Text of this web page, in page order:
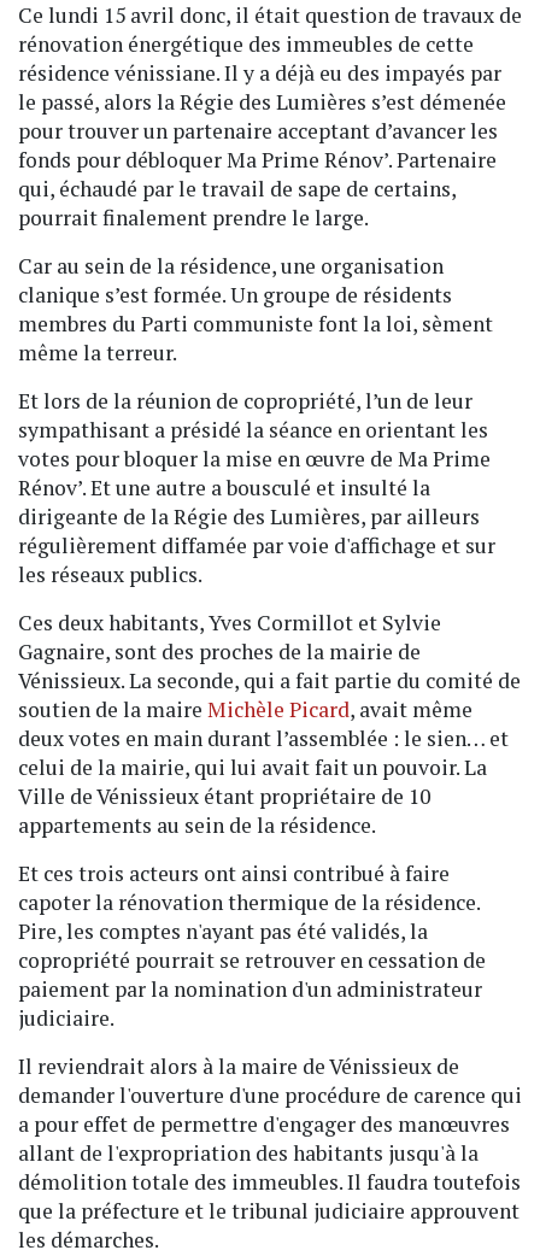
Ce lundi 15 avril donc, il était question de travaux de
rénovation énergétique des immeubles de cette
résidence vénissiane. Il y a déjà eu des impayés par
le passé, alors la Régie des Lumières s’est démenée
pour trouver un partenaire acceptant d’avancer les
fonds pour débloquer Ma Prime Rénov’. Partenaire
qui, échaudé par le travail de sape de certains,
pourrait finalement prendre le large.
Car au sein de la résidence, une organisation
clanique s’est formée. Un groupe de résidents
membres du Parti communiste font la loi, sèment
même la terreur.
Et lors de la réunion de copropriété, l’un de leur
sympathisant a présidé la séance en orientant les
votes pour bloquer la mise en œuvre de Ma Prime
Rénov’. Et une autre a bousculé et insulté la
dirigeante de la Régie des Lumières, par ailleurs
régulièrement diffamée par voie d'affichage et sur
les réseaux publics.
Ces deux habitants, Yves Cormillot et Sylvie
Gagnaire, sont des proches de la mairie de
Vénissieux. La seconde, qui a fait partie du comité de
soutien de la maire Michèle Picard, avait même
deux votes en main durant l’assemblée : le sien… et
celui de la mairie, qui lui avait fait un pouvoir. La
Ville de Vénissieux étant propriétaire de 10
appartements au sein de la résidence.
Et ces trois acteurs ont ainsi contribué à faire
capoter la rénovation thermique de la résidence.
Pire, les comptes n'ayant pas été validés, la
copropriété pourrait se retrouver en cessation de
paiement par la nomination d'un administrateur
judiciaire.
Il reviendrait alors à la maire de Vénissieux de
demander l'ouverture d'une procédure de carence qui
a pour effet de permettre d'engager des manœuvres
allant de l'expropriation des habitants jusqu'à la
démolition totale des immeubles. Il faudra toutefois
que la préfecture et le tribunal judiciaire approuvent
les démarches.